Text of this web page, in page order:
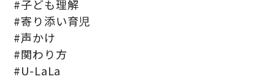
#子ども理解
#寄り添い育児
#声かけ
#関わり方
#U-LaLa